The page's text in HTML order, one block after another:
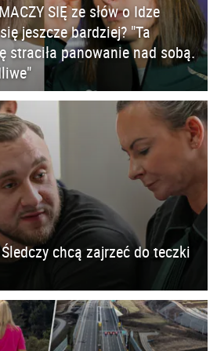
SIĘ ze słów o Idze
jeszcze bardziej? "Ta
straciła panowanie nad sobą.
chcą zajrzeć do teczki